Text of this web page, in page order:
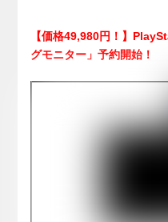
【価格49,980円！】
グモニター」予約開始！